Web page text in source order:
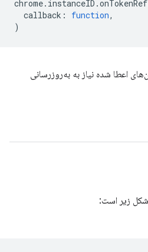
chrome. instanceID .
callback : function,
)
اعطا شده نیاز به به‌روزرسانی
زیر است: